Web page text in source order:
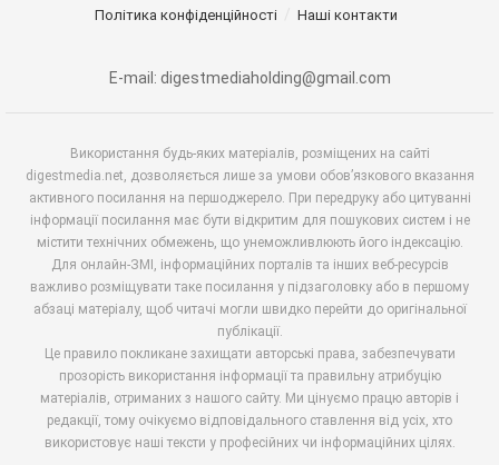
Політика конфіденційності
Наші контакти
E-mail: digestmediaholding@gmail.com
Використання будь-яких матеріалів, розміщених на сайті
digestmedia.net, дозволяється лише за умови обов’язкового вказання
активного посилання на першоджерело. При передруку або цитуванні
інформації посилання має бути відкритим для пошукових систем і не
містити технічних обмежень, що унеможливлюють його індексацію.
Для онлайн-ЗМІ, інформаційних порталів та інших веб-ресурсів
важливо розміщувати таке посилання у підзаголовку або в першому
абзаці матеріалу, щоб читачі могли швидко перейти до оригінальної
публікації.
Це правило покликане захищати авторські права, забезпечувати
прозорість використання інформації та правильну атрибуцію
матеріалів, отриманих з нашого сайту. Ми цінуємо працю авторів і
редакції, тому очікуємо відповідального ставлення від усіх, хто
використовує наші тексти у професійних чи інформаційних цілях.